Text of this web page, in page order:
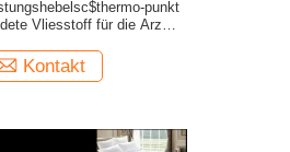
punkt
Vliesstoff für die Arznei-
Kontakt